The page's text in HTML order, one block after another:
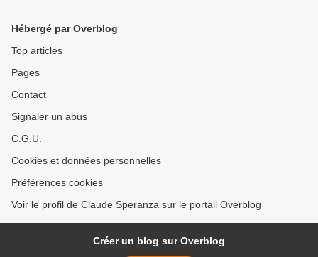
Hébergé par Overblog
Top articles
Pages
Contact
Signaler un abus
C.G.U.
Cookies et données personnelles
Préférences cookies
Voir le profil de Claude Speranza sur le portail Overblog
Créer un blog sur Overblog